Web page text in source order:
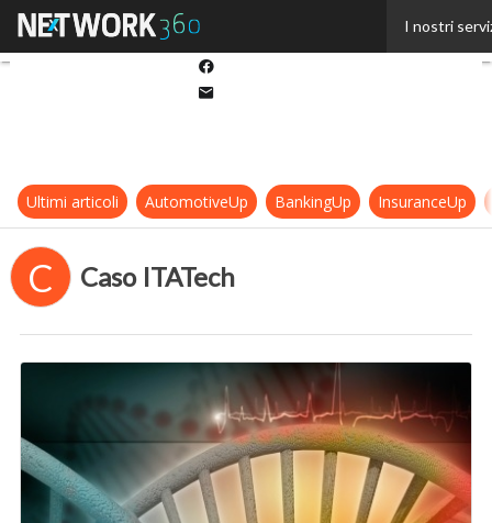
I nostri
Ultimi articoli AutomotiveUp BankingUp InsuranceUp
C Caso ITATech